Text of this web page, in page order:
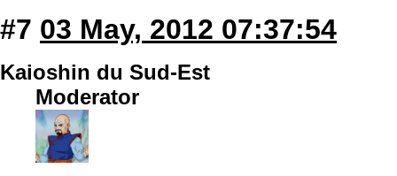
#7 03 May, 2012 07:37:54
Kaioshin du Sud-Est
Moderator